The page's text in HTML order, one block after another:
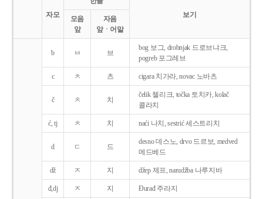
자모
보기
모음
앞
자음
앞ㆍ어말
b ㅂ 브
bog 보그, drobnjak 드로브냐크,
pogreb 포그레브
c ㅊ 츠 cigara 치가라, novac 노바츠
č ㅊ 치
čelik 첼리크, točka 토치카, kolač
콜라치
ć, tj ㅊ 치 naći 나치, sestrić 세스트리치
d ㄷ 드
desno 데스노, drvo 드르보, medved
메드베드
dž ㅈ 지 džep 제프, narudžba 나루지바
đ,dj ㅈ 지 Ðurađ 주라지